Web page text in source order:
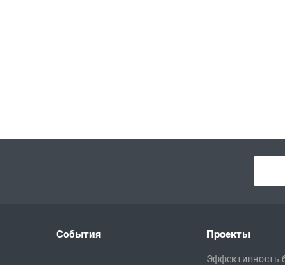
События Проекты
Эффективность